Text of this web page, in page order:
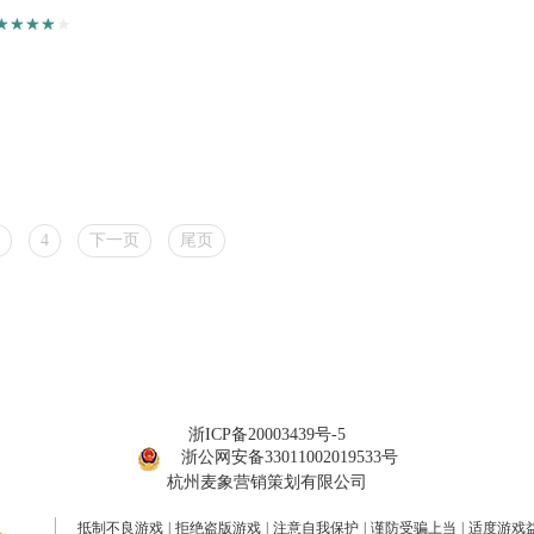
4 下一页 尾页
浙ICP备20003439号-5
浙公网安备33011002019533号
杭州麦象营销策划有限公司
抵制不良游戏 拒绝盗版游戏 注意自我保护 谨防受骗上当 适度游戏